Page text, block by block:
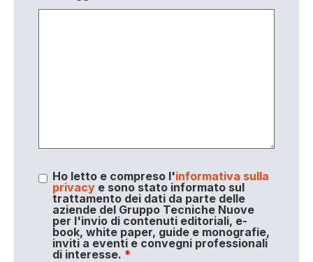
Ho letto e compreso l'informativa sulla
privacye sono stato informato sul
trattamento dei dati da parte delle
aziende del Gruppo Tecniche Nuove
per l'invio di contenuti editoriali, e-
book, white paper, guide e monografie,
inviti a eventi e convegni professionali
di interesse. *